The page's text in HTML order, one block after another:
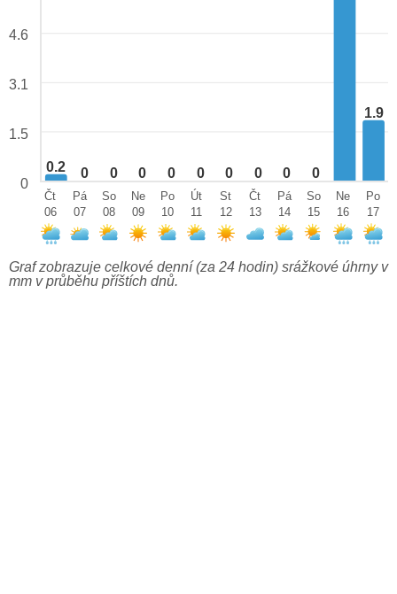
0.2 0 0 0 0 0 0 0 0 0
1.9
4.6
3.1
1.5
0
Čt
06
Pá
07
So
08
Ne
09
Po
10
Út
11
St
12
Čt
13
Pá
14
So
15
Ne
16
Po
17
Graf zobrazuje celkové denní (za 24 hodin) srážkové úhrny v
mm v průběhu příštích dnů.